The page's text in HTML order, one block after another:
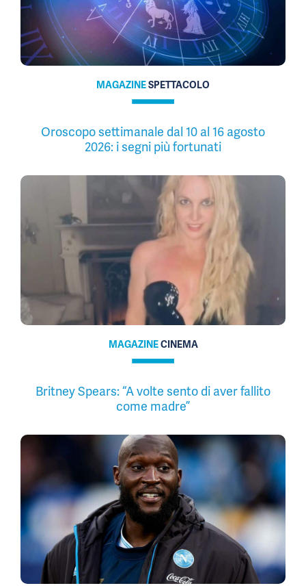
MAGAZINESPETTACOLO
Oroscopo settimanale dal 10 al 16 agosto
2026: i segni più fortunati
MAGAZINECINEMA
Britney Spears: “A volte sento di aver fallito
come madre”